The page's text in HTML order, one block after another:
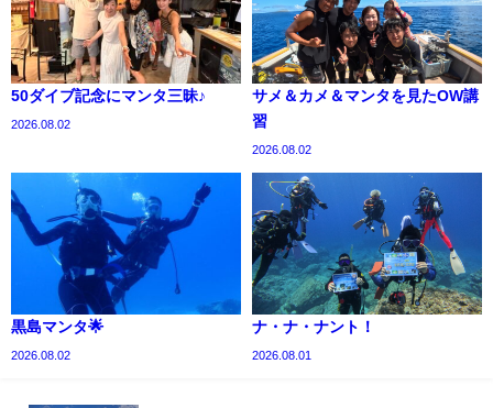
50ダイブ記念にマンタ三昧♪
2026.08.02
サメ＆カメ＆マンタを見たOW講
習
2026.08.02
黒島マンタ🌟
2026.08.02
ナ・ナ・ナント！
2026.08.01